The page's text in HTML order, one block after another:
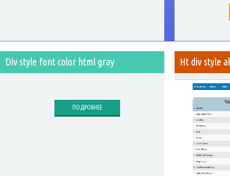
Div style font color html gray
ПОДРОБНЕЕ
Ht div style